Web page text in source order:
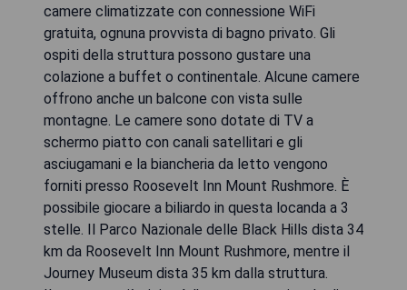
camere climatizzate con connessione WiFi
gratuita, ognuna provvista di bagno privato. Gli
ospiti della struttura possono gustare una
colazione a buffet o continentale. Alcune camere
offrono anche un balcone con vista sulle
montagne. Le camere sono dotate di TV a
schermo piatto con canali satellitari e gli
asciugamani e la biancheria da letto vengono
forniti presso Roosevelt Inn Mount Rushmore. È
possibile giocare a biliardo in questa locanda a 3
stelle. Il Parco Nazionale delle Black Hills dista 34
km da Roosevelt Inn Mount Rushmore, mentre il
Journey Museum dista 35 km dalla struttura.